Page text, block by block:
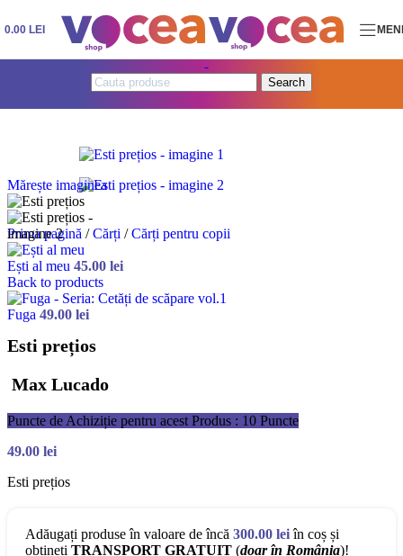
Skip to navigationSkip to main content
0.00 LEI
Search
Mărește imaginea
Prima pagină / Cărți / Cărți pentru copii
Ești al meu 45.00 lei
Back to products
Fuga 49.00 lei
Esti prețios
Max Lucado
Puncte de Achiziție pentru acest Produs : 10 Puncte
49.00 lei
Esti prețios
Adăugați produse în valoare de încă 300.00 leiîn coș și
obțineți TRANSPORT GRATUIT (doar în România)!